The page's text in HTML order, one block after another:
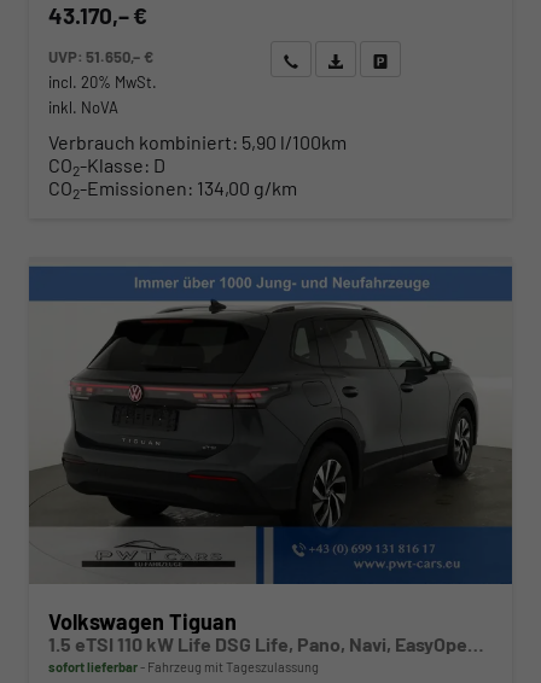
43.170,– €
UVP: 51.650,– €
incl. 20% MwSt.
inkl. NoVA
Wir rufen Sie anAngebot drucken (PDF)
Verbrauch kombiniert: 5,90 l/100km
CO2-Klasse: D
CO2-Emissionen: 134,00 g/km
Volkswagen Tiguan
1.5 eTSI 110 kW Life DSG Life, Pano, Navi, EasyOpen, LED-Plus, 5 J.-Garantie
sofort lieferbar Fahrzeug mit Tageszulassung